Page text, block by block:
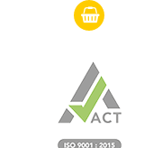
shopping-
basket